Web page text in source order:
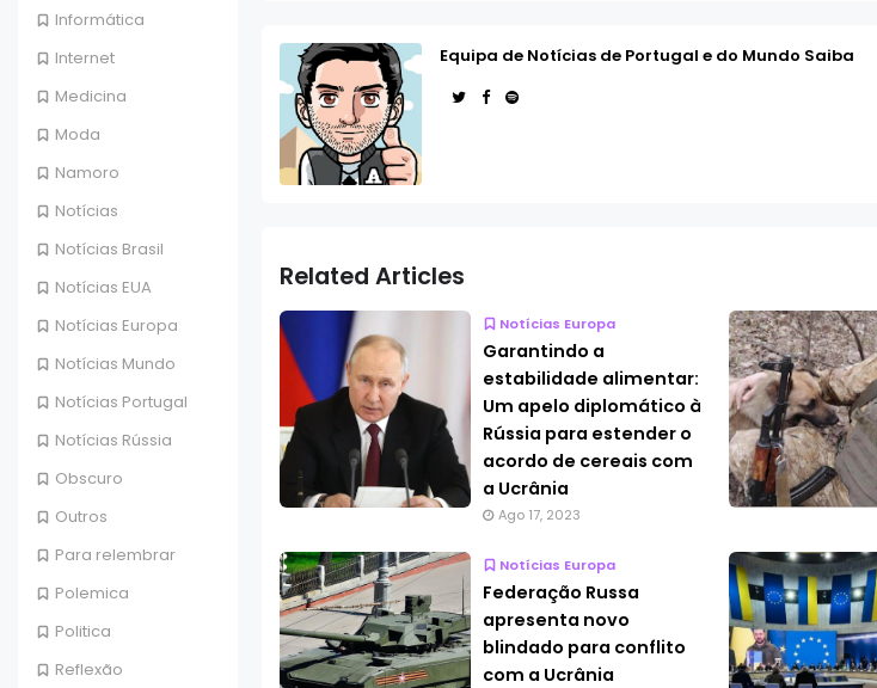
Informática
Internet
Medicina
Moda
Namoro
Notícias
Notícias Brasil
Notícias EUA
Notícias Europa
Notícias Mundo
Notícias Portugal
Notícias Rússia
Obscuro
Outros
Para relembrar
Polemica
Politica
Reflexão
Equipa de Notícias de Portugal e do Mundo Saiba
Related Articles
Notícias Europa
Garantindo a
estabilidade alimentar:
Um apelo diplomático à
Rússia para estender o
acordo de cereais com
a Ucrânia
Ago 17, 2023
Notícias Europa
Federação Russa
apresenta novo
blindado para conflito
com a Ucrânia